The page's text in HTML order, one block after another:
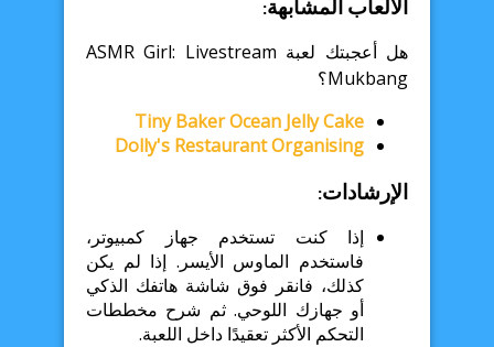
الألعاب المشابهة:
هل أعجبتك لعبة ASMR Girl: Livestream
Mukbang؟
Tiny Baker Ocean Jelly Cake
Dolly's Restaurant Organising
الإرشادات:
إذا كنت تستخدم جهاز كمبيوتر،
فاستخدم الماوس الأيسر. إذا لم يكن
كذلك، فانقر فوق شاشة هاتفك الذكي
أو جهازك اللوحي. ثم شرح مخططات
التحكم الأكثر تعقيدًا داخل اللعبة.